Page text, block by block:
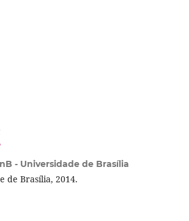
- Universidade de Brasília
de Brasília, 2014.